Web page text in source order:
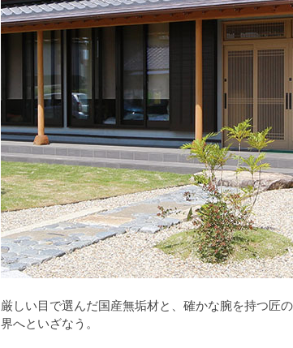
厳しい目で選んだ国産無垢材と、確かな腕を持つ
界へといざなう。